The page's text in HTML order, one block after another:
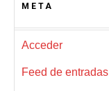
META
Acceder
Feed de entradas